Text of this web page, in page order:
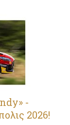
-
2026!